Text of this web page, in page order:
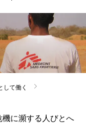
して働く
に瀕する人びとへ